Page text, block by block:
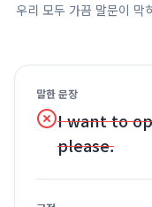
우리 모두 가끔 말문이 막
말한 문장
I want to
please.